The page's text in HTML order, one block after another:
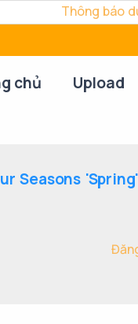
Thông báo
chủ Upload
Seasons